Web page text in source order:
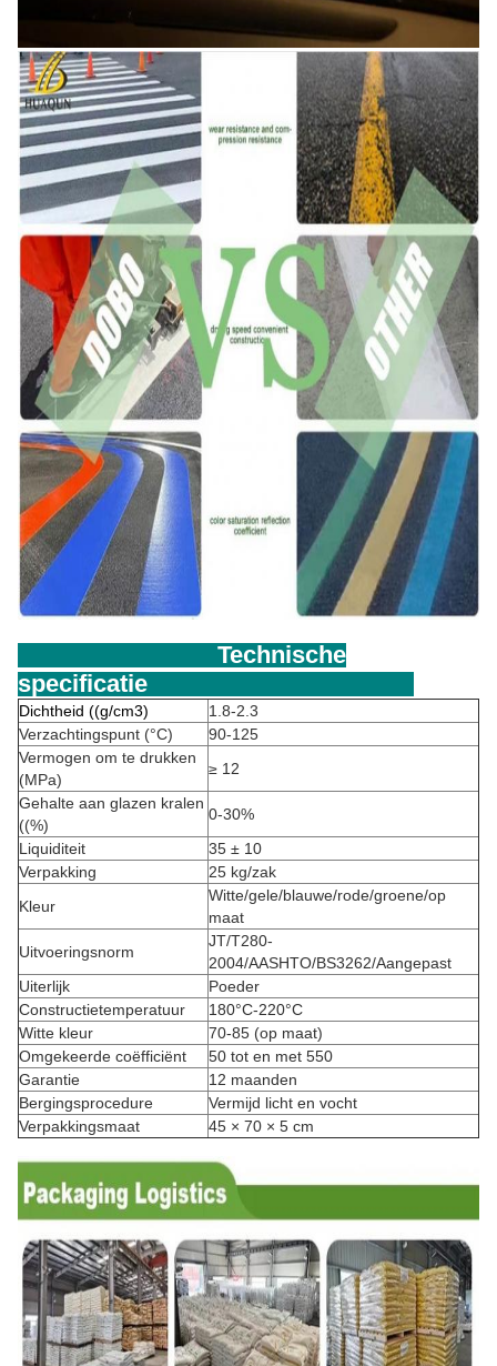
Technische
specificatie
Dichtheid ((g/cm3)
1.8-2.3
Verzachtingspunt (°C)
90-125
Vermogen om te drukken
(MPa)
≥ 12
Gehalte aan glazen kralen
((%)
0-30%
Liquiditeit
35 ± 10
Verpakking
25 kg/zak
Kleur
Witte/gele/blauwe/rode/groene/op
maat
Uitvoeringsnorm
JT/T280-
2004/AASHTO/BS3262/Aangepast
Uiterlijk
Poeder
Constructietemperatuur
180°C-220°C
Witte kleur
70-85 (op maat)
Omgekeerde coëfficiënt
50 tot en met 550
Garantie
12 maanden
Bergingsprocedure
Vermijd licht en vocht
Verpakkingsmaat
45 × 70 × 5 cm